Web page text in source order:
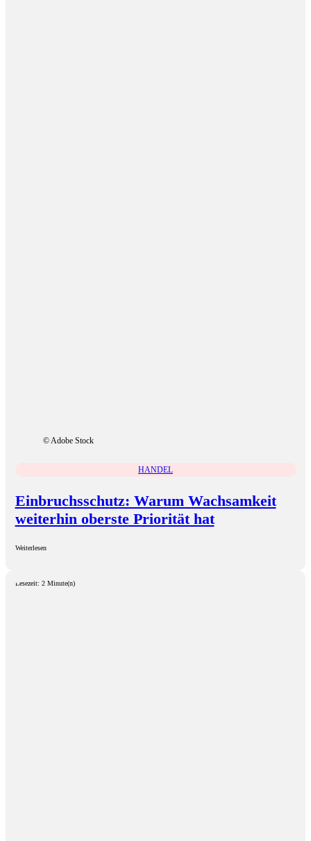
© Adobe Stock
HANDEL
Einbruchsschutz: Warum Wachsamkeit
weiterhin oberste Priorität hat
Weiterlesen
Lesezeit: 2 Minute(n)